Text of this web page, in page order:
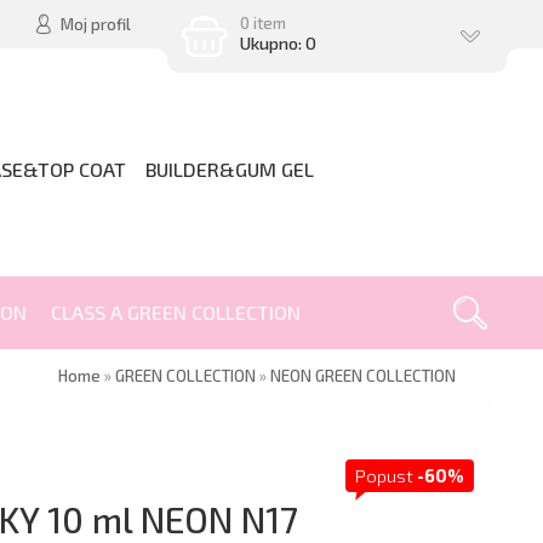
Moj profil 0 item
Ukupno: 0
COAT BUILDER&GUM GEL
CLASS A GREEN COLLECTION
Home »GREEN COLLECTION »NEON GREEN COLLECTION
Popust -60%
10 ml NEON N17